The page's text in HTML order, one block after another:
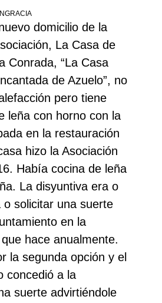
nuevo domicilio de la
La Casa de
Conrada, “La Casa
de Azuelo”, no
pero tiene
leña con horno con la
en la restauración
hizo la Asociación
Había cocina de leña
La disyuntiva era o
o solicitar una suerte
en la
hace anualmente.
la segunda opción y el
concedió a la
suerte advirtiéndole